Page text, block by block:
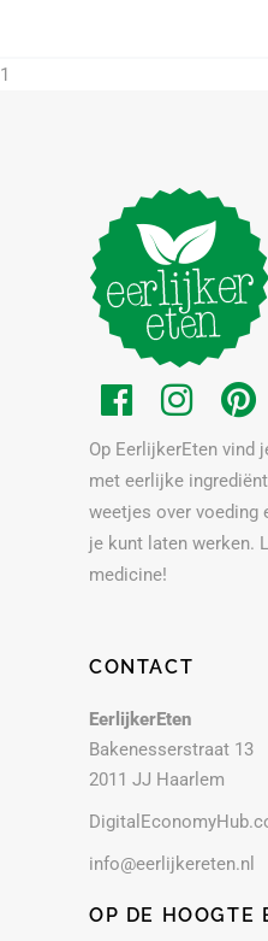
1
Op EerlijkerEten vind
met eerlijke
weetjes over voeding
je kunt laten werken.
medicine!
CONTACT
EerlijkerEten
Bakenesserstraat 13
2011 JJ Haarlem
info@eerlijkereten.nl
OP DE HOOGTE